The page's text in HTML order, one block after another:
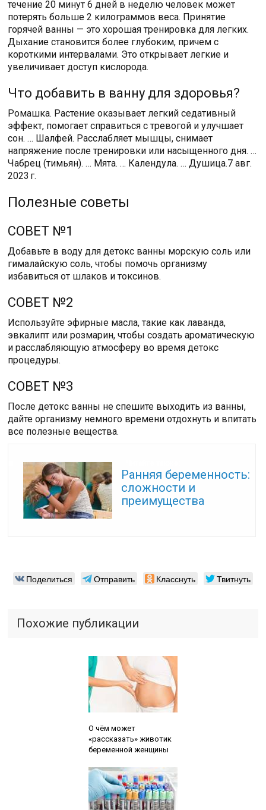
течение 20 минут 6 дней в неделю человек может
потерять больше 2 килограммов веса. Принятие
горячей ванны — это хорошая тренировка для легких.
Дыхание становится более глубоким, причем с
короткими интервалами. Это открывает легкие и
увеличивает доступ кислорода.
Что добавить в ванну для здоровья?
Ромашка. Растение оказывает легкий седативный
эффект, помогает справиться с тревогой и улучшает
сон. … Шалфей. Расслабляет мышцы, снимает
напряжение после тренировки или насыщенного дня. …
Чабрец (тимьян). … Мята. … Календула. … Душица.7 авг.
2023 г.
Полезные советы
СОВЕТ №1
Добавьте в воду для детокс ванны морскую соль или
гималайскую соль, чтобы помочь организму
избавиться от шлаков и токсинов.
СОВЕТ №2
Используйте эфирные масла, такие как лаванда,
эвкалипт или розмарин, чтобы создать ароматическую
и расслабляющую атмосферу во время детокс
процедуры.
СОВЕТ №3
После детокс ванны не спешите выходить из ванны,
дайте организму немного времени отдохнуть и впитать
все полезные вещества.
Ранняя беременность:
сложности и
преимущества
Поделиться Отправить Класснуть Твитнуть
Похожие публикации
О чём может
«рассказать» животик
беременной женщины